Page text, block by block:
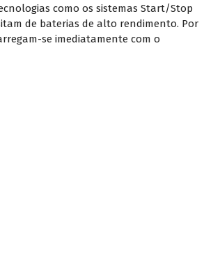
como os sistemas Start/Stop
de baterias de alto rendimento. Por
se imediatamente com o